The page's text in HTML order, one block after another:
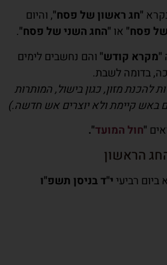
"חג ראשון של פסח", והיום
פסח" או "החג השני של פסח".
"מקרא קודש" והם נחשבים לימים
בדומה לשבת.
מזון, כגון בישול, המותרות
קיימת ולא יוצרים אש חדשה.)
"חול המועד".
הראשון
רביעיי"ד בניסן תשפ"ו